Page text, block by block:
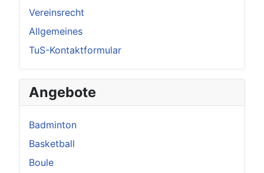
Vereinsrecht
Allgemeines
TuS-Kontaktformular
Angebote
Badminton
Basketball
Boule